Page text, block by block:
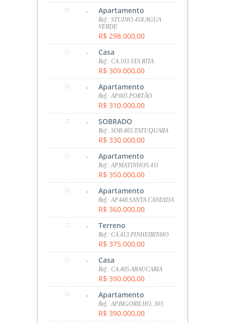
, Apartamento
Ref.: STUDIO.418.AGUA
VERDE
R$ 298.000,00
, Casa
Ref.: CA.103.STA RITA
R$ 309.000,00
, Apartamento
Ref.: AP.005.PORTÃO
R$ 310.000,00
, SOBRADO
Ref.: SOB.403.TATUQUARA
R$ 330.000,00
, Apartamento
Ref.: AP.MATINHOS.411
R$ 350.000,00
, Apartamento
Ref.: AP.448.SANTA CANDIDA
R$ 360.000,00
, Terreno
Ref.: CA.413.PINHEIRINHO
R$ 375.000,00
, Casa
Ref.: CA.405.ARAUCARIA
R$ 390.000,00
, Apartamento
Ref.: AP.BIGORILHO, 303
R$ 390.000,00